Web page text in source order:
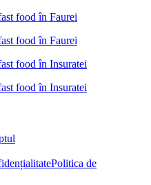
food în Faurei
food în Faurei
food în Insuratei
food în Insuratei
Politica de